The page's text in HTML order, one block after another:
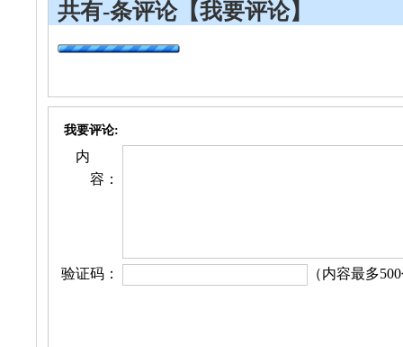
共有-条评论【我要评论】
我要评论:
内
容：
验证码： （内容最多